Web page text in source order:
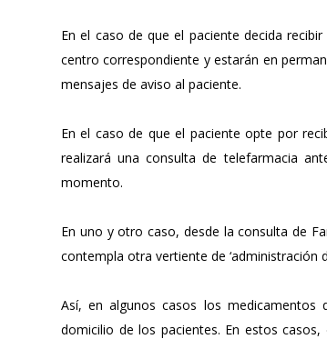
En el caso de que el paciente decida
centro correspondiente y estarán en
mensajes de aviso al paciente.
En el caso de que el paciente opte por
realizará una consulta de telefarmacia
momento.
En uno y otro caso, desde la consulta de
contempla otra vertiente de ‘administración
Así, en algunos casos los medicamentos
domicilio de los pacientes. En estos